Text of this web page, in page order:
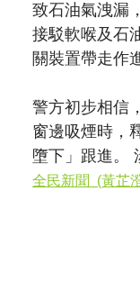
致石油氣洩漏
接駁軟喉及石
關裝置帶走作
警方初步相信
窗邊吸煙時，
墮下」跟進。
全民新聞  (黃芷